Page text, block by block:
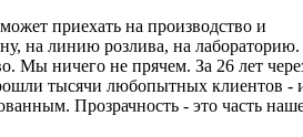
приехать на производство и
на линию розлива, на
Мы ничего не прячем. За 26 лет
тысячи любопытных клиентов -
Прозрачность - это часть